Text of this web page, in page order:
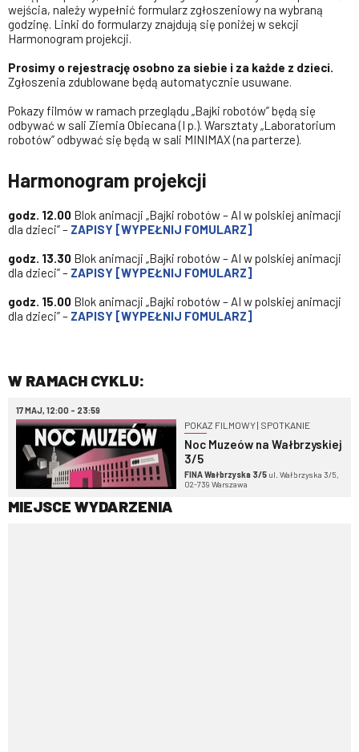
wejścia, należy wypełnić formularz zgłoszeniowy na wybraną
godzinę. Linki do formularzy znajdują się poniżej w sekcji
Harmonogram projekcji.
Prosimy o rejestrację osobno za siebie i za każde z dzieci.
Zgłoszenia zdublowane będą automatycznie usuwane.
Pokazy filmów w ramach przeglądu „Bajki robotów” będą się
odbywać w sali Ziemia Obiecana (I p.). Warsztaty „Laboratorium
robotów” odbywać się będą w sali MINIMAX (na parterze).
Harmonogram projekcji
godz. 12.00 Blok animacji „Bajki robotów – AI w polskiej animacji
dla dzieci” – ZAPISY [WYPEŁNIJ FOMULARZ]
godz. 13.30 Blok animacji „Bajki robotów – AI w polskiej animacji
dla dzieci” – ZAPISY [WYPEŁNIJ FOMULARZ]
godz. 15.00 Blok animacji „Bajki robotów – AI w polskiej animacji
dla dzieci” – ZAPISY [WYPEŁNIJ FOMULARZ]
W RAMACH CYKLU:
17 MAJ, 12:00 - 23:59
POKAZ FILMOWY | SPOTKANIE
Noc Muzeów na Wałbrzyskiej
3/5
FINA Wałbrzyska 3/5 ul. Wałbrzyska 3/5,
02-739 Warszawa
MIEJSCE WYDARZENIA